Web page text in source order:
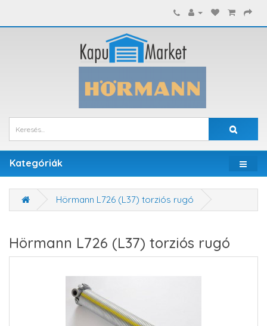
Kategóriák
Hörmann L726 (L37) torziós rugó
Hörmann L726 (L37) torziós rugó